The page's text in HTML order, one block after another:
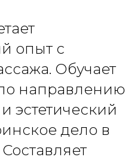
опыт с
Обучает
направлению
эстетический
дело в